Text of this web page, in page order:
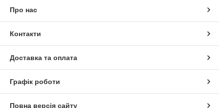
Про нас
Контакти
Доставка та оплата
Графік роботи
Повна версія сайту